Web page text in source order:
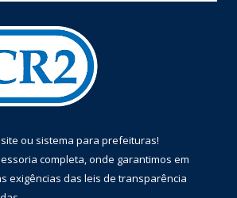
ou sistema para prefeituras!
completa, onde garantimos em
exigências das leis de transparência